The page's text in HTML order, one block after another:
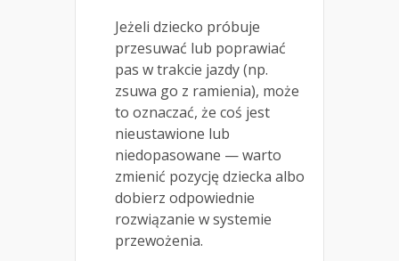
Jeżeli dziecko próbuje
przesuwać lub poprawiać
pas w trakcie jazdy (np.
zsuwa go z ramienia), może
to oznaczać, że coś jest
nieustawione lub
niedopasowane — warto
zmienić pozycję dziecka albo
dobierz odpowiednie
rozwiązanie w systemie
przewożenia.